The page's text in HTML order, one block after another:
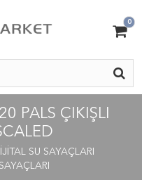
0
PALS ÇIKIŞLI
SU SAYAÇLARI